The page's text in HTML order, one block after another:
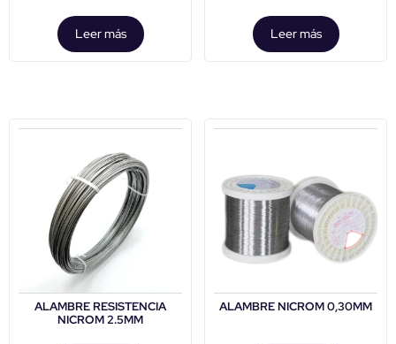
Leer más Leer más
ALAMBRE RESISTENCIA
NICROM 2.5MM
ALAMBRE NICROM 0,30MM